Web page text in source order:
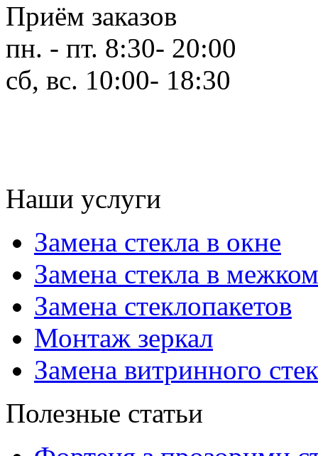
Приём заказов
пн. - пт. 8:30- 20:00
сб, вс. 10:00- 18:30
Наши услуги
Замена стекла в окне
Замена стекла в
Замена стеклопакетов
Монтаж зеркал
Замена витринного
Полезные статьи